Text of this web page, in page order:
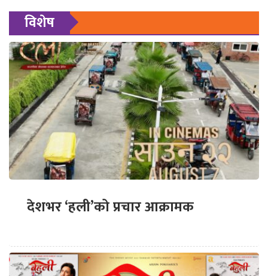
विशेष
देशभर ‘हली’को प्रचार आक्रामक